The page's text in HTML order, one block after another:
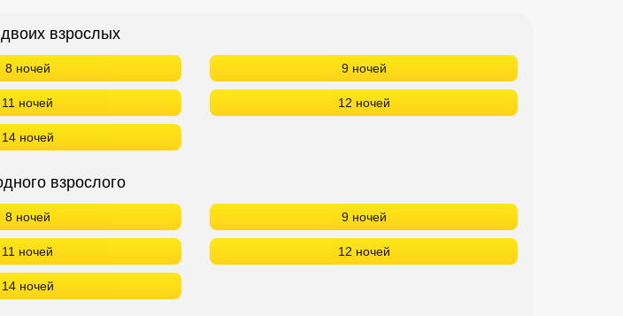
взрослых
8 ночей 9 ночей
11 ночей 12 ночей
14 ночей
взрослого
8 ночей 9 ночей
11 ночей 12 ночей
14 ночей